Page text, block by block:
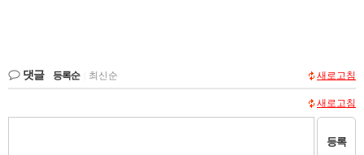
댓글 등록순 최신순 새로고침
새로고침
등록